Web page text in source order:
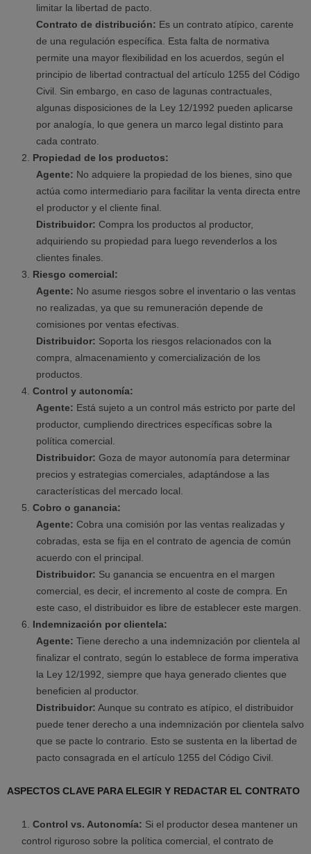
limitar la libertad de pacto.
Contrato de distribución: Es un contrato atípico, carente
de una regulación específica. Esta falta de normativa
permite una mayor flexibilidad en los acuerdos, según el
principio de libertad contractual del artículo 1255 del Código
Civil. Sin embargo, en caso de lagunas contractuales,
algunas disposiciones de la Ley 12/1992 pueden aplicarse
por analogía, lo que genera un marco legal distinto para
cada contrato.
Propiedad de los productos:
Agente: No adquiere la propiedad de los bienes, sino que
actúa como intermediario para facilitar la venta directa entre
el productor y el cliente final.
Distribuidor: Compra los productos al productor,
adquiriendo su propiedad para luego revenderlos a los
clientes finales.
Riesgo comercial:
Agente: No asume riesgos sobre el inventario o las ventas
no realizadas, ya que su remuneración depende de
comisiones por ventas efectivas.
Distribuidor: Soporta los riesgos relacionados con la
compra, almacenamiento y comercialización de los
productos.
Control y autonomía:
Agente: Está sujeto a un control más estricto por parte del
productor, cumpliendo directrices específicas sobre la
política comercial.
Distribuidor: Goza de mayor autonomía para determinar
precios y estrategias comerciales, adaptándose a las
características del mercado local.
Cobro o ganancia:
Agente: Cobra una comisión por las ventas realizadas y
cobradas, esta se fija en el contrato de agencia de común
acuerdo con el principal.
Distribuidor: Su ganancia se encuentra en el margen
comercial, es decir, el incremento al coste de compra. En
este caso, el distribuidor es libre de establecer este margen.
Indemnización por clientela:
Agente: Tiene derecho a una indemnización por clientela al
finalizar el contrato, según lo establece de forma imperativa
la Ley 12/1992, siempre que haya generado clientes que
beneficien al productor.
Distribuidor: Aunque su contrato es atípico, el distribuidor
puede tener derecho a una indemnización por clientela salvo
que se pacte lo contrario. Esto se sustenta en la libertad de
pacto consagrada en el artículo 1255 del Código Civil.
ASPECTOS CLAVE PARA ELEGIR Y REDACTAR EL CONTRATO
Control vs. Autonomía: Si el productor desea mantener un
control riguroso sobre la política comercial, el contrato de